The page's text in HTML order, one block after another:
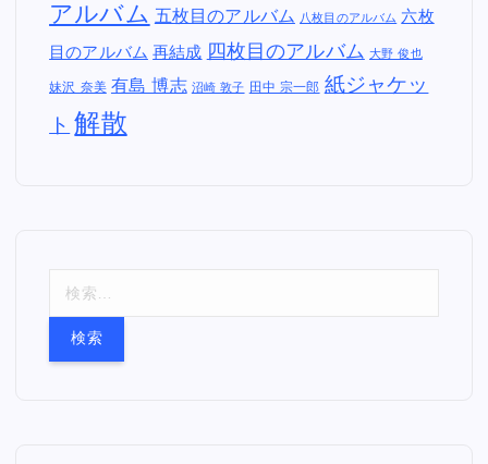
アルバム 五枚目のアルバム 八枚目のアルバム 六枚
目のアルバム 再結成 四枚目のアルバム 大野 俊也
妹沢 奈美 有島 博志 沼崎 敦子 田中 宗一郎 紙ジャケッ
ト 解散